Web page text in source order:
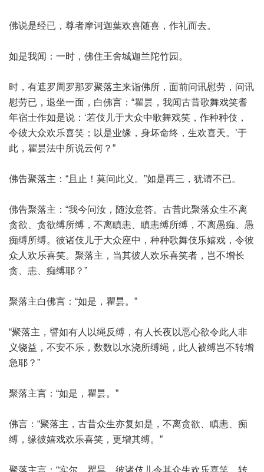
佛说是经已，尊者摩诃迦葉欢喜随喜，作礼而去。
如是我闻：一时，佛住王舍城迦兰陀竹园。
时，有遮罗周罗那罗聚落主来诣佛所，面前问讯慰劳，问讯
慰劳已，退坐一面，白佛言：“瞿昙，我闻古昔歌舞戏笑耆
年宿士作如是说：‘若伎儿于大众中歌舞戏笑，作种种伎，
令彼大众欢乐喜笑；以是业缘，身坏命终，生欢喜天。’于
此，瞿昙法中所说云何？”
佛告聚落主：“且止！莫问此义。”如是再三，犹请不已。
佛告聚落主：“我今问汝，随汝意答。古昔此聚落众生不离
贪欲、贪欲缚所缚，不离瞋恚、瞋恚缚所缚，不离愚痴、愚
痴缚所缚。彼诸伎儿于大众座中，种种歌舞伎乐嬉戏，令彼
众人欢乐喜笑。聚落主，当其彼人欢乐喜笑者，岂不增长
贪、恚、痴缚耶？”
聚落主白佛言：“如是，瞿昙。”
“聚落主，譬如有人以绳反缚，有人长夜以恶心欲令此人非
义饶益，不安不乐，数数以水浇所缚绳，此人被缚岂不转增
急耶？”
聚落主言：“如是，瞿昙。”
佛言：“聚落主，古昔众生亦复如是，不离贪欲、瞋恚、痴
缚，缘彼嬉戏欢乐喜笑，更增其缚。”
聚落主言：“实尔，瞿昙，彼诸伎儿令其众生欢乐喜笑，转